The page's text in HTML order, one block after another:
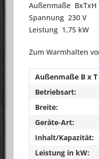
Außenmaße BxTxH
Spannung 230 V
Leistung 1,75 kW
Zum Warmhalten
Außenmaße B x T
Betriebsart:
Breite:
Geräte-Art:
Inhalt/Kapazität:
Leistung in kW: